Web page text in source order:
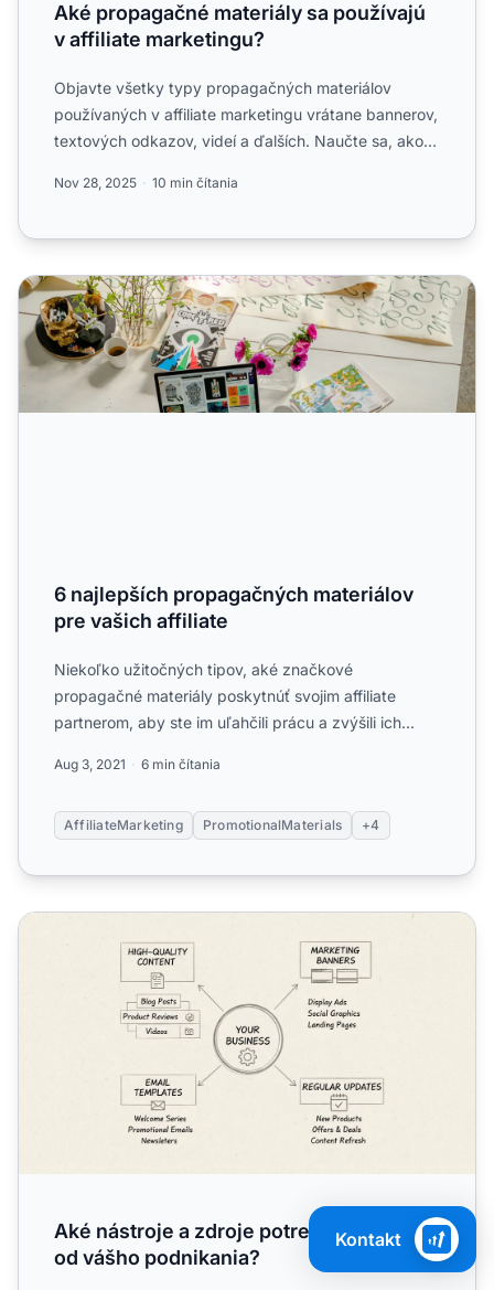
Aké propagačné materiály sa používajú
v affiliate marketingu?
Objavte všetky typy propagačných materiálov
používaných v affiliate marketingu vrátane bannerov,
textových odkazov, videí a ďalších. Naučte sa, ako
Nov 28, 2025 10 min čítania
6 najlepších propagačných materiálov pre vašich affiliate
6 najlepších propagačných materiálov
pre vašich affiliate
Niekoľko užitočných tipov, aké značkové
propagačné materiály poskytnúť svojim affiliate
partnerom, aby ste im uľahčili prácu a zvýšili ich
Aug 3, 2021 6 min čítania
AffiliateMarketing PromotionalMaterials +4
Aké nástroje a zdroje potrebujú afiliáti od vášho
Aké nástroje a zdroje potrebujú afiliáti
od vášho podnikania?
Kontakt